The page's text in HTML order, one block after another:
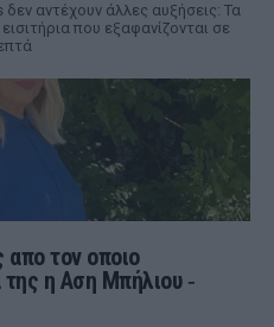
δεν αντέχουν άλλες αυξήσεις: Τα
που εξαφανίζονται σε
απο τον οποιο
η Αση Μπήλιου ‑